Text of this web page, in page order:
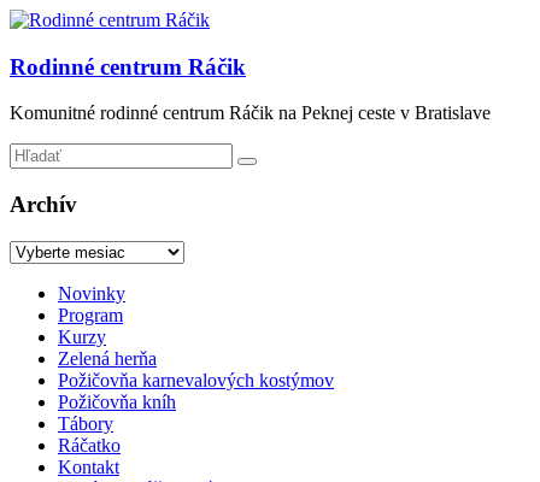
Prejsť
obsah
Rodinné centrum Ráčik
Komunitné rodinné centrum Ráčik na Peknej ceste v Bratislave
Archív
Archív
Menu
Novinky
Program
Kurzy
Zelená herňa
Požičovňa karnevalových kostýmov
Požičovňa kníh
Tábory
Ráčatko
Kontakt